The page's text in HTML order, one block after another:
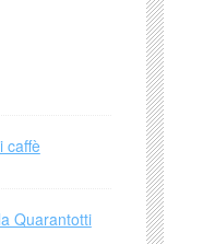
caffè
Quarantotti